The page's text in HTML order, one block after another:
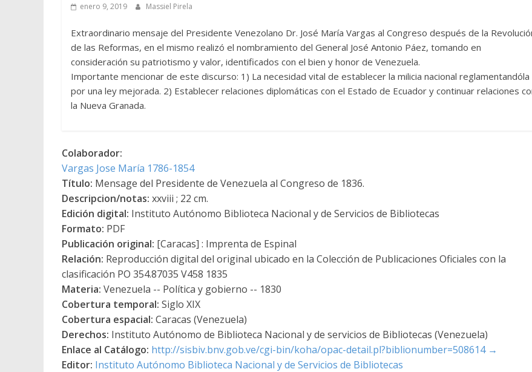
enero 9, 2019 Massiel Pirela
Extraordinario mensaje del Presidente Venezolano Dr. José María Vargas al Congreso después de la
de las Reformas, en el mismo realizó el nombramiento del General José Antonio Páez, tomando en
consideración su patriotismo y valor, identificados con el bien y honor de Venezuela.
Importante mencionar de este discurso: 1) La necesidad vital de establecer la milicia nacional reglamentandóla
por una ley mejorada. 2) Establecer relaciones diplomáticas con el Estado de Ecuador y continuar relaciones
la Nueva Granada.
Colaborador:
Vargas Jose María 1786-1854
Título: Mensage del Presidente de Venezuela al Congreso de 1836.
Descripcion/notas: xxviii ; 22 cm.
Edición digital: Instituto Autónomo Biblioteca Nacional y de Servicios de Bibliotecas
Formato: PDF
Publicación original: [Caracas] : Imprenta de Espinal
Relación: Reproducción digital del original ubicado en la Colección de Publicaciones Oficiales con la
clasificación PO 354.87035 V458 1835
Materia: Venezuela -- Política y gobierno -- 1830
Cobertura temporal: Siglo XIX
Cobertura espacial: Caracas (Venezuela)
Derechos: Instituto Autónomo de Biblioteca Nacional y de servicios de Bibliotecas (Venezuela)
Enlace al Catálogo: http://sisbiv.bnv.gob.ve/cgi-bin/koha/opac-detail.pl?biblionumber=508614 →
Editor: Instituto Autónomo Biblioteca Nacional y de Servicios de Bibliotecas